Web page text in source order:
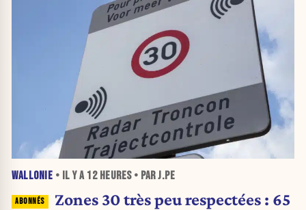
WALLONIE • IL Y A 12 HEURES• PAR J.PE
Zones 30 très peu respectées : 65